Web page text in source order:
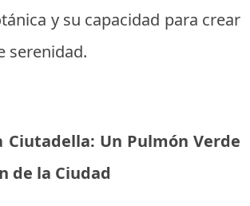
y su capacidad para crear
serenidad.
Ciutadella: Un Pulmón Verde
de la Ciudad